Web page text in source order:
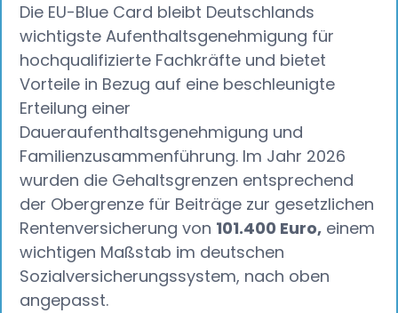
Die EU-Blue Card bleibt Deutschlands
wichtigste Aufenthaltsgenehmigung für
hochqualifizierte Fachkräfte und bietet
Vorteile in Bezug auf eine beschleunigte
Erteilung einer
Daueraufenthaltsgenehmigung und
Familienzusammenführung. Im Jahr 2026
wurden die Gehaltsgrenzen entsprechend
der Obergrenze für Beiträge zur gesetzlichen
Rentenversicherung von 101.400 Euro, einem
wichtigen Maßstab im deutschen
Sozialversicherungssystem, nach oben
angepasst.